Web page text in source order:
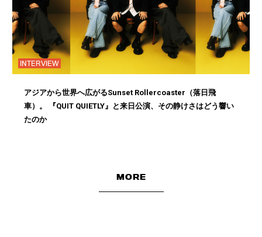
INTERVIEW
アジアから世界へ広がるSunset Rollercoaster（落日飛
車）。 『QUIT QUIETLY』と来日公演、その静けさはどう響い
たのか
MORE